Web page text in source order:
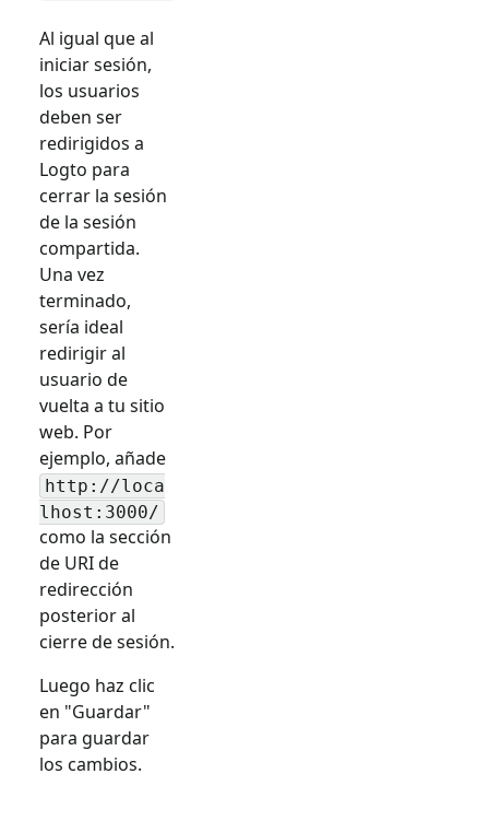
Al igual que al
iniciar sesión,
los usuarios
deben ser
redirigidos a
Logto para
cerrar la sesión
de la sesión
compartida.
Una vez
terminado,
sería ideal
redirigir al
usuario de
vuelta a tu sitio
web. Por
ejemplo, añade
http://loca
lhost:3000/
como la sección
de URI de
redirección
posterior al
cierre de sesión.
Luego haz clic
en "Guardar"
para guardar
los cambios.